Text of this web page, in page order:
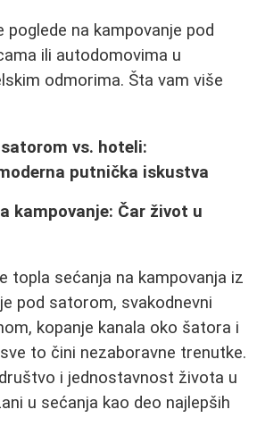
na kampovanje pod
ili autodomovima u
odmorima. Šta vam više
vs. hoteli:
putnička iskustva
kampovanje: Čar život u
topla sećanja na kampovanja iz
pod satorom, svakodnevni
kopanje kanala oko šatora i
to čini nezaboravne trenutke.
i jednostavnost života u
u sećanja kao deo najlepših